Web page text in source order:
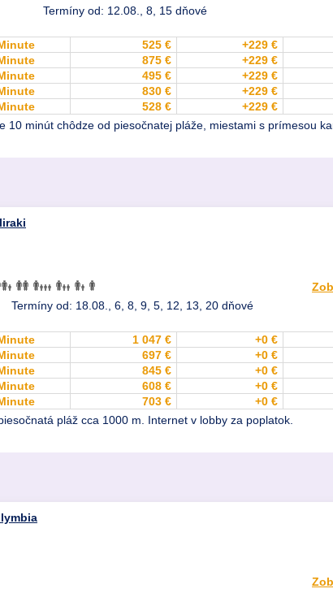
Termíny od: 12.08., 8, 15 dňové
525 € +229 €
875 € +229 €
495 € +229 €
830 € +229 €
528 € +229 €
10 minút chôdze od piesočnatej pláže, miestami s prímesou
Termíny od: 18.08., 6, 8, 9, 5, 12, 13, 20 dňové
1 047 € +0 €
697 € +0 €
845 € +0 €
608 € +0 €
703 € +0 €
pláž cca 1000 m. Internet v lobby za poplatok.